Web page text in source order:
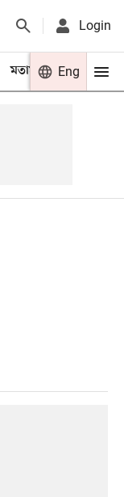
Login
মতামত খেলা
Eng